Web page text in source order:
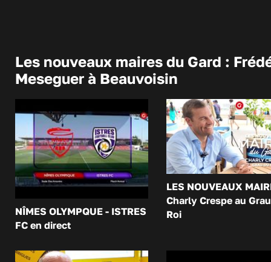
Les nouveaux maires du Gard :
Meseguer à Beauvoisin
NÎMES OLYMPQUE - ISTRES
FC en direct
LES NOUVEAUX
Charly Crespe au
Roi